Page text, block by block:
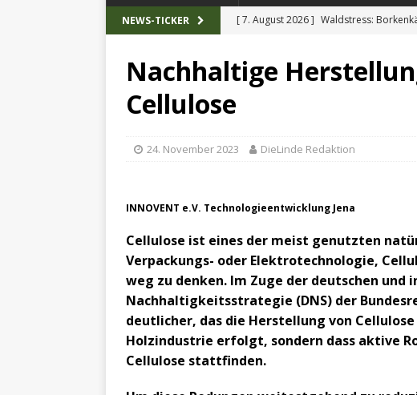
NEWS-TICKER [ 7. August 2026 ] Waldstress:
[ 7. August 2026 ] KI-Methode
Nachhaltige
Cellulose
24. November 2023 DieLinde Redaktion
INNOVENT e.V. Technologieentwicklung Jena
Cellulose ist eines der meist genutzten
Verpackungs- oder Elektrotechnologie,
weg zu denken. Im Zuge der deutschen und
Nachhaltigkeitsstrategie (DNS) der
deutlicher, das die Herstellung von
Holzindustrie erfolgt, sondern dass aktive
Cellulose stattfinden.